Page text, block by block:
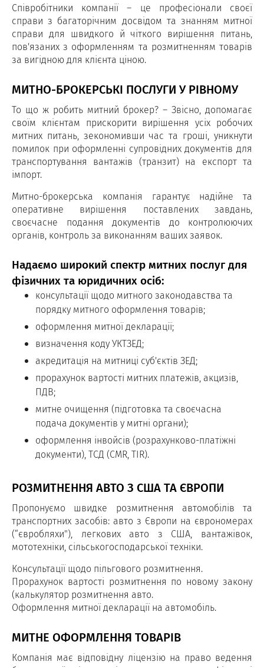
Співробітники компанії – це професіонали своєї
справи з багаторічним досвідом та знанням митної
справи для швидкого й чіткого вирішення питань,
пов'язаних з оформленням та розмитненням товарів
за вигідною для клієнта ціною.
МИТНО-БРОКЕРСЬКІ ПОСЛУГИ У РІВНОМУ
То що ж робить митний брокер? – Звісно, допомагає
своїм клієнтам прискорити вирішення усіх робочих
митних питань, зекономивши час та гроші, уникнути
помилок при оформленні супровідних документів для
транспортування вантажів (транзит) на експорт та
імпорт.
Митно-брокерська компанія гарантує надійне та
оперативне вирішення поставлених завдань,
своєчасне подання документів до контролюючих
органів, контроль за виконанням ваших заявок.
Надаємо широкий спектр митних послуг для
фізичних та юридичних осіб:
консультації щодо митного законодавства та
порядку митного оформлення товарів;
оформлення митної декларації;
визначення коду УКТЗЕД;
акредитація на митниці суб'єктів ЗЕД;
прорахунок вартості митних платежів, акцизів,
ПДВ;
митне очищення (підготовка та своєчасна
подача документів у митні органи);
оформлення інвойсів (розрахунково-платіжні
документи), ТСД (CMR, TIR).
РОЗМИТНЕННЯ АВТО З США ТА ЄВРОПИ
Пропонуємо швидке розмитнення автомобілів та
транспортних засобів: авто з Європи на єврономерах
(“євробляхи"), легкових авто з США, вантажівок,
мототехніки, сільськогосподарської техніки.
Консультації щодо пільгового розмитнення.
Прорахунок вартості розмитнення по новому закону
(калькулятор розмитнення авто.
Оформлення митної декларації на автомобіль.
МИТНЕ ОФОРМЛЕННЯ ТОВАРІВ
Компанія має відповідну ліцензію на право ведення